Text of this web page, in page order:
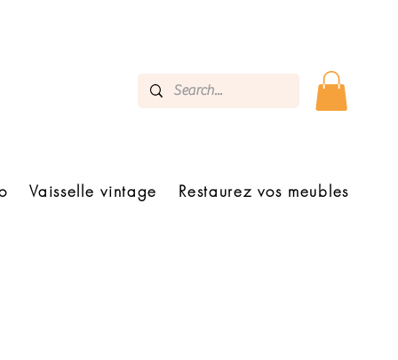
Vaisselle vintage Restaurez vos meubles